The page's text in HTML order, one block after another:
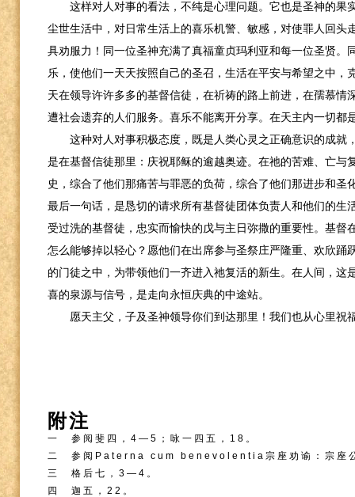
这样对人对事的看法，不纯是心理问题。它也是圣神的果
尘世生活中，对日常生活上的喜乐机警、敏感，对使罪人回头
具劝服力！同一位圣神充满了真福童贞玛利亚和每一位圣贤。
乐，使他们一天天按照自己的圣召，生活在平安与希望之中，
天在领导许许多多的基督信徒，在祈祷的路上前进，在孺慕情
遭社会遗弃的人们服务。喜乐不能离开分享。在天主内一切都
这种对人对事积极态度，既是人类心灵之正确意识的成就
是在基督信徒那里：庆祝耶稣的逾越奥迹。在祂的苦难、亡与
史，综合了他们那痛苦与罪恶的负荷，综合了他们那进步和圣
最后一句话，是恳切的请求所有基督徒团体负责人和他们的生
受过洗的基督徒，忠实而愉快的戊与主日弥撒的重要性。基督
怎么能够掉以轻心？愿他们在出席参与圣祭庄严隆重、欢欣踊
的门徒之中，为带领他们一齐进入祂复活的新生。在人间，这
喜的泉源与信号，是走向永恒庆典的中途站。
愿天主父，子及圣神领导你们到达那里！我们也从心里祝
附注
一 参阅斐四，4—5 ；咏一四五， 18 。
二 参阅 Paterna cum benevolentia宗座劝谕：宗座
三 格后七，3—4 。
四 迦五，22 。